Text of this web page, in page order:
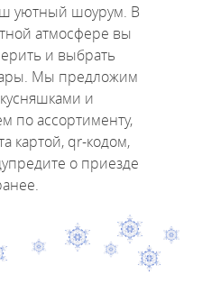
уютный шоурум. В
атмосфере вы
и выбрать
Мы предложим
и
по ассортименту,
картой, qr-кодом,
о приезде